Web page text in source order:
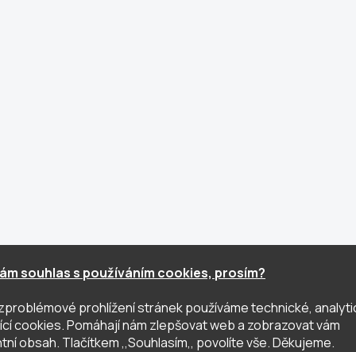
souhlas s používáním cookies, prosím?
prohlížení stránek používáme technické,
cookies. Pomáhají nám zlepšovat web a zobrazovat vám
obsah. Tlačítkem ,,Souhlasím,, povolíte vše. Děkujeme.